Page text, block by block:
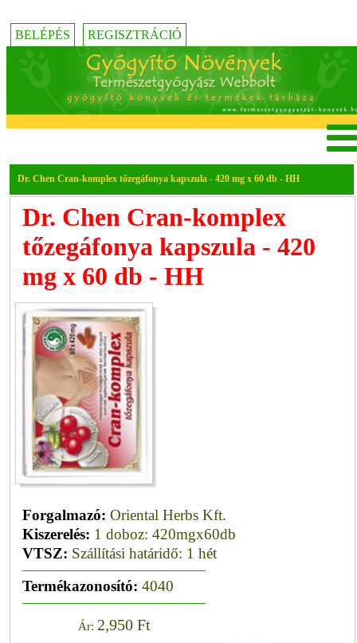
BELÉPÉS REGISZTRÁCIÓ
Dr. Chen Cran-komplex tőzegáfonya kapszula - 420 mg x 60 db - HH
Dr. Chen Cran-komplex
tőzegáfonya kapszula - 420
mg x 60 db - HH
Forgalmazó: Oriental Herbs Kft.
Kiszerelés: 1 doboz: 420mgx60db
VTSZ: Szállítási határidő: 1 hét
Termékazonosító: 4040
Ár: 2,950 Ft